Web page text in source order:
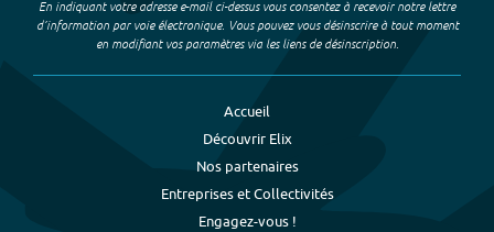
En indiquant votre adresse e-mail ci-dessus vous consentez à recevoir notre lettre
d’information par voie électronique. Vous pouvez vous désinscrire à tout moment
en modifiant vos paramètres via les liens de désinscription.
Accueil
Découvrir Elix
Nos partenaires
Entreprises et Collectivités
Engagez-vous !